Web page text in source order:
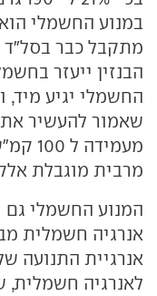
במנוע החשמלי
מתקבל כבר בסל"ד
הבנזין ייעזר
החשמלי יגיע מיד,
מרבית מוגבלת
המנוע החשמלי גם
אנרגיה חשמלית
אנרגיית התנועה
לאנרגיה חשמלית,